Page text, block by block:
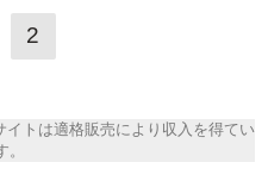
2
トは適格販売により収入を得てい
。